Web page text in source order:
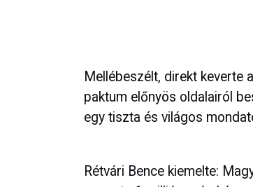
Mellébeszélt, direkt keverte
paktum előnyös oldalairól
egy tiszta és világos
Rétvári Bence kiemelte: